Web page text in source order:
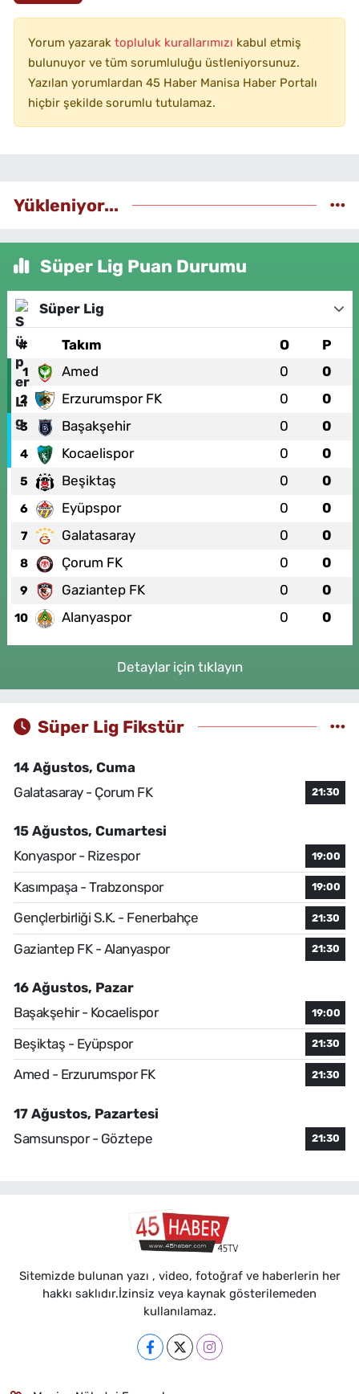
Yorum yazarak topluluk kurallarımızı kabul etmiş
bulunuyor ve tüm sorumluluğu üstleniyorsunuz.
Yazılan yorumlardan 45 Haber Manisa Haber Portalı
hiçbir şekilde sorumlu tutulamaz.
Yükleniyor...
Süper Lig Puan Durumu
Süper Lig
# Takım O P
1 Amed 0 0
2 Erzurumspor FK 0 0
3 Başakşehir 0 0
4 Kocaelispor 0 0
5 Beşiktaş 0 0
6 Eyüpspor 0 0
7 Galatasaray 0 0
8 Çorum FK 0 0
9 Gaziantep FK 0 0
10 Alanyaspor 0 0
Detaylar için tıklayın
Süper Lig Fikstür
14 Ağustos, Cuma
Galatasaray - Çorum FK
21:30
15 Ağustos, Cumartesi
Konyaspor - Rizespor
19:00
Kasımpaşa - Trabzonspor 19:00
Gençlerbirliği S.K. - Fenerbahçe 21:30
Gaziantep FK - Alanyaspor 21:30
16 Ağustos, Pazar
Başakşehir - Kocaelispor
19:00
Beşiktaş - Eyüpspor 21:30
Amed - Erzurumspor FK 21:30
17 Ağustos, Pazartesi
Samsunspor - Göztepe
21:30
Sitemizde bulunan yazı , video, fotoğraf ve haberlerin her
hakkı saklıdır.İzinsiz veya kaynak gösterilemeden
kullanılamaz.